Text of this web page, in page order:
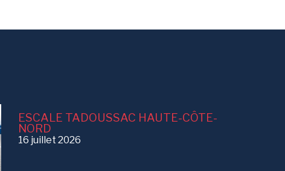
ESCALE TADOUSSAC HAUTE-CÔTE-
NORD
16 juillet 2026